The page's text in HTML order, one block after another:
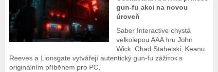
gun-fu akci na novou
úroveň
Saber Interactive chystá
velkolepou AAA hru John
Wick. Chad Stahelski, Keanu
Reeves a Lionsgate vytvářejí autentický gun-fu zážiток s
originálním příběhem pro PC,